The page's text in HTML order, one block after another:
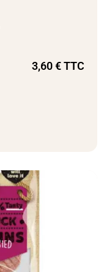
3,60€TTC